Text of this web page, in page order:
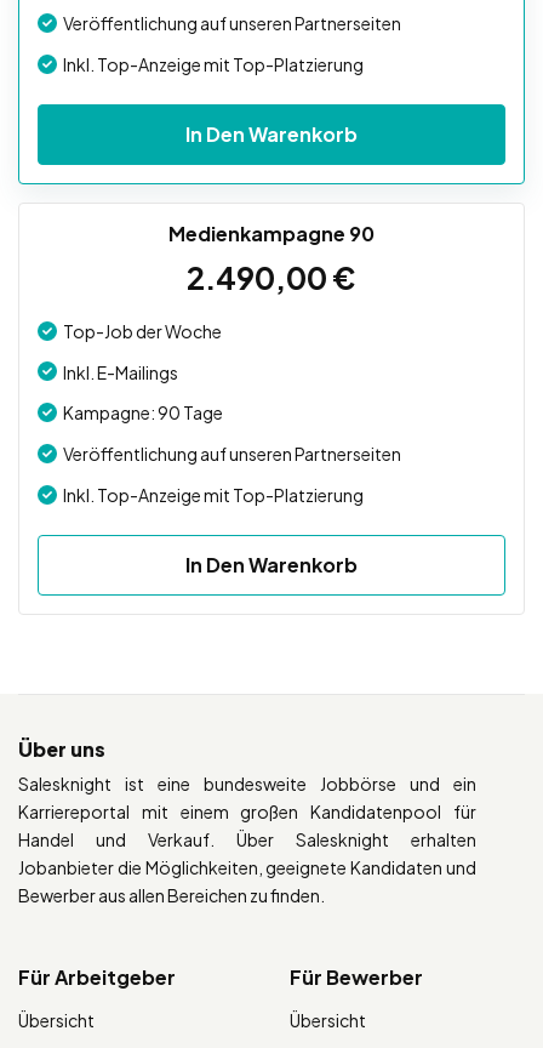
Veröffentlichung auf unseren Partnerseiten
Inkl. Top-Anzeige mit Top-Platzierung
In Den Warenkorb
Medienkampagne 90
2.490,00€
Top-Job der Woche
Inkl. E-Mailings
Kampagne: 90 Tage
Veröffentlichung auf unseren Partnerseiten
Inkl. Top-Anzeige mit Top-Platzierung
In Den Warenkorb
Über uns
Salesknight ist eine bundesweite Jobbörse und ein
Karriereportal mit einem großen Kandidatenpool für
Handel und Verkauf. Über Salesknight erhalten
Jobanbieter die Möglichkeiten, geeignete Kandidaten und
Bewerber aus allen Bereichen zu finden.
Für Arbeitgeber
Übersicht
Für Bewerber
Übersicht